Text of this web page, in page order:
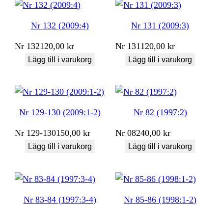
Nr 132 (2009:4)
Nr 132120,00kr
Lägg till i varukorg
Nr 131 (2009:3)
Nr 131 120,00kr
Lägg till i varukorg
Nr 129-130 (2009:1-2)
Nr 129-130150,00kr
Lägg till i varukorg
Nr 82 (1997:2)
Nr 08240,00kr
Lägg till i varukorg
Nr 83-84 (1997:3-4) Nr 85-86 (1998:1-2)